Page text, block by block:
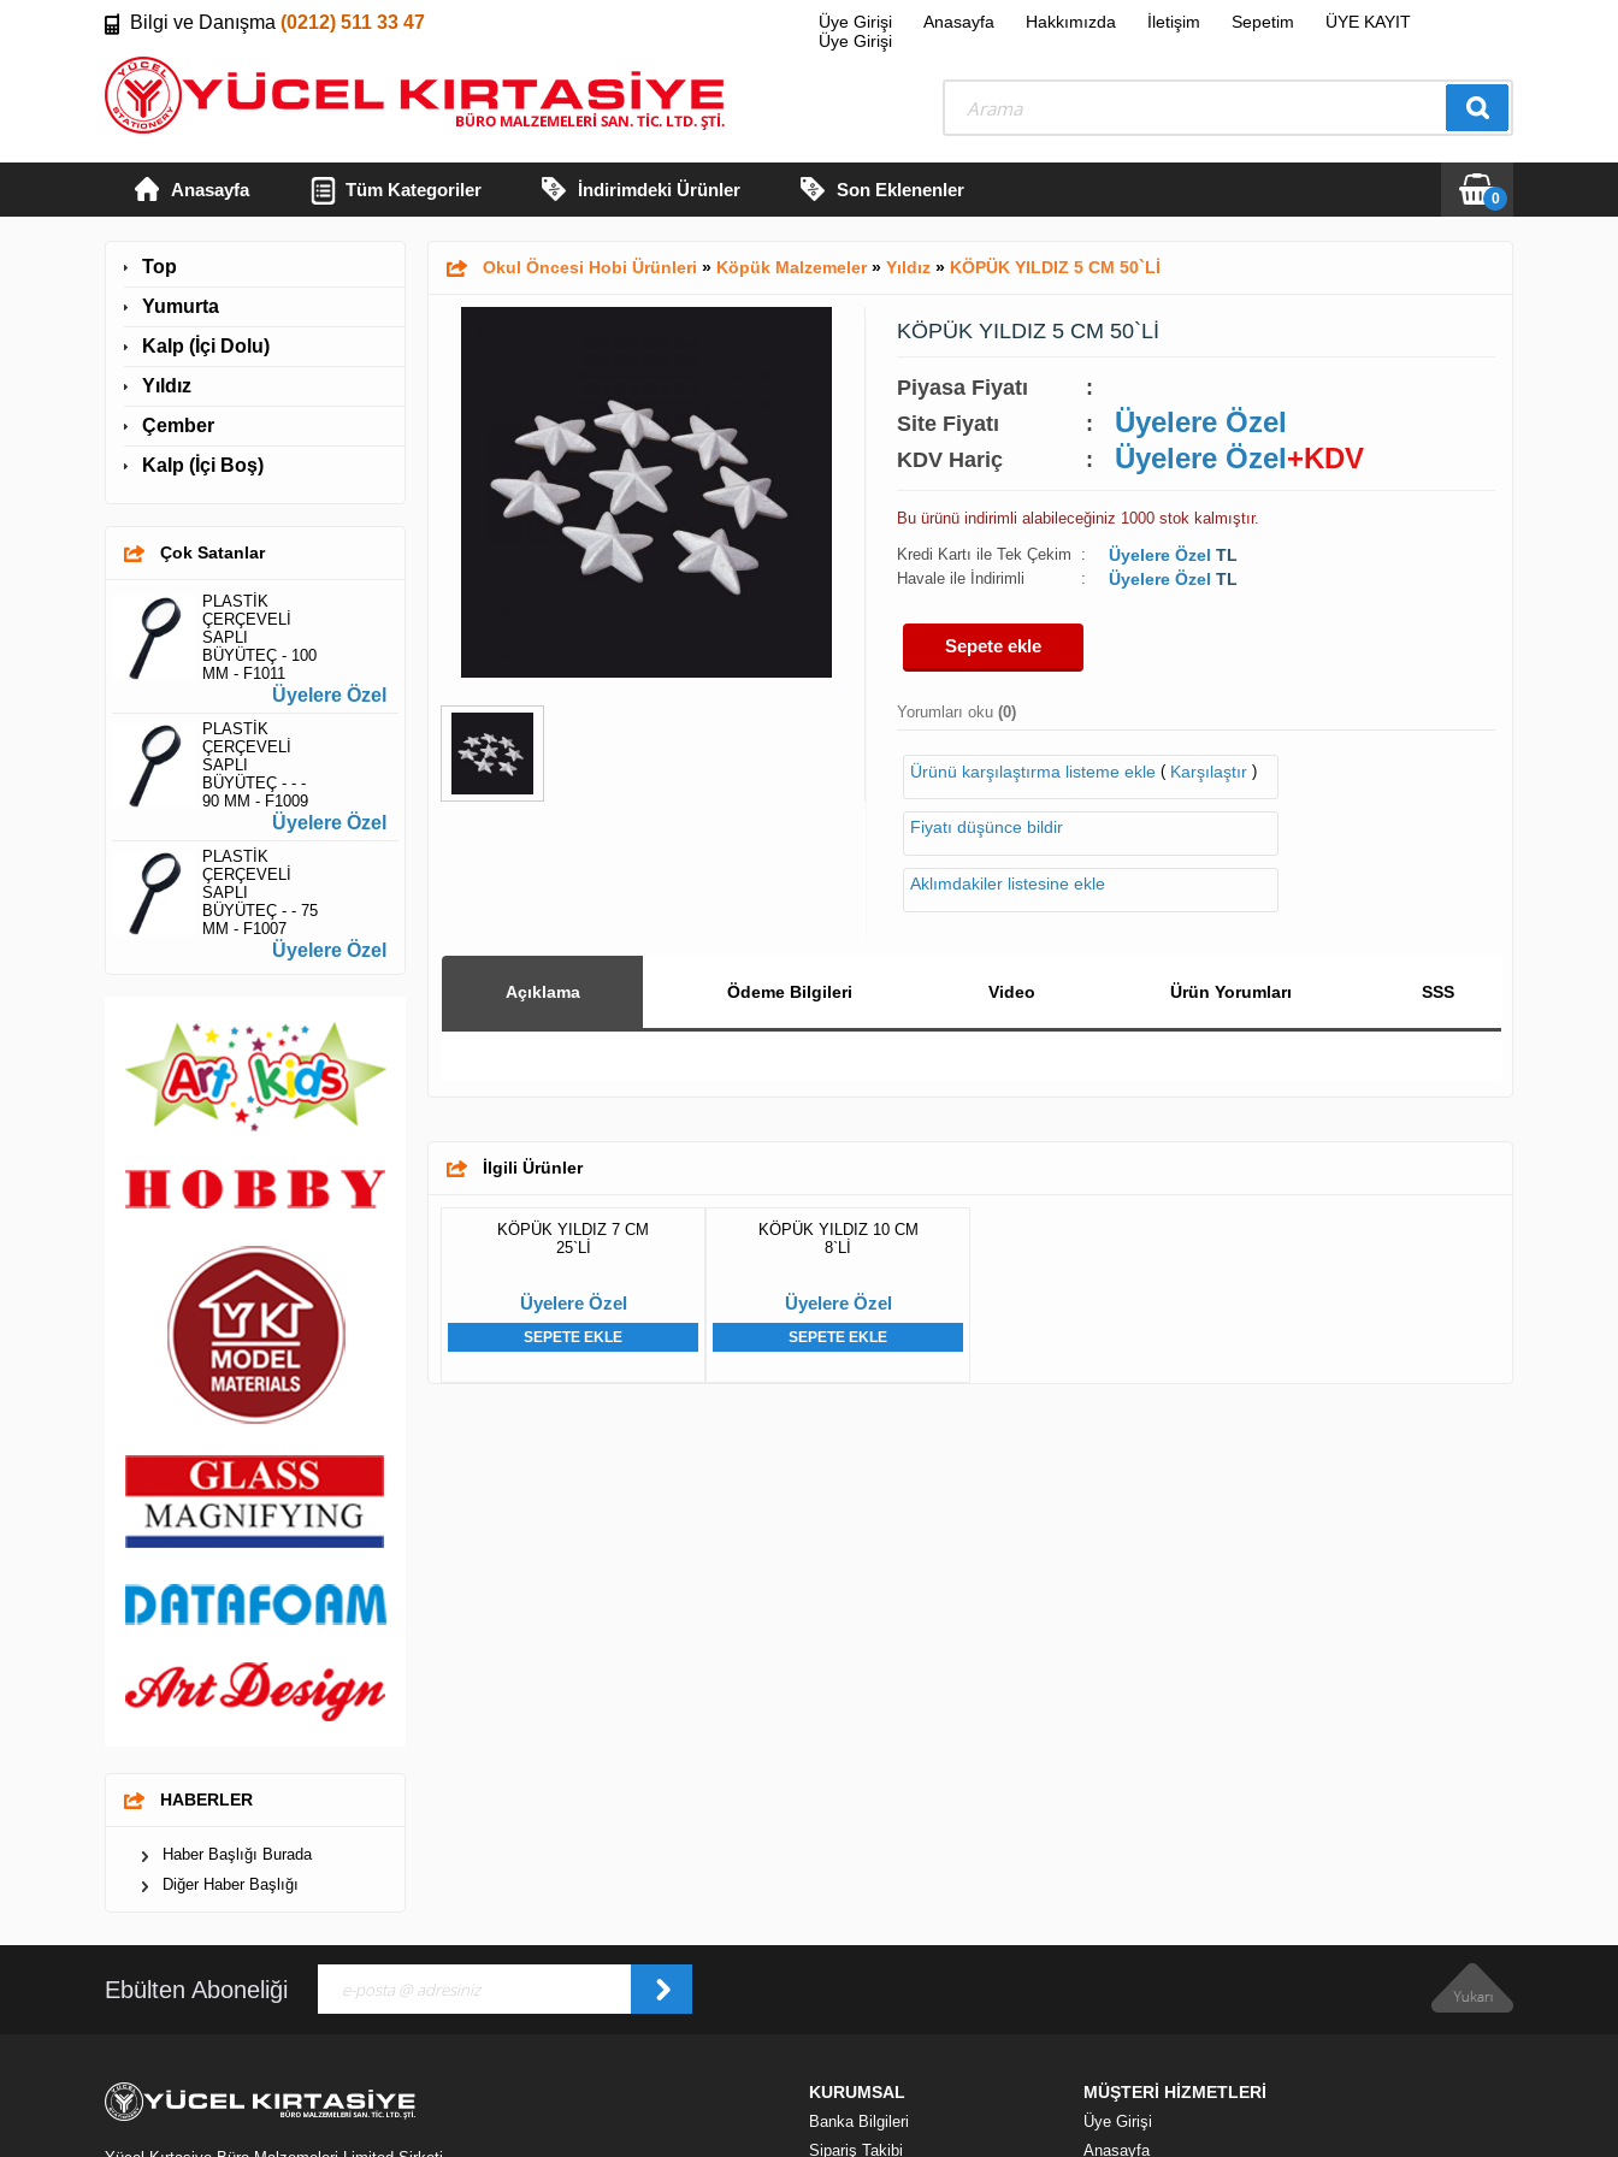
Bilgi ve Danışma (0212) 511 33 47 Üye Girişi Anasayfa Hakkımızda İletişim Sepetim
ÜYE KAYIT
Üye Girişi
Anasayfa Tüm Kategoriler İndirimdeki Ürünler Son Eklenenler 0
Top
Yumurta
Kalp (İçi Dolu)
Yıldız
Çember
Kalp (İçi Boş)
Çok Satanlar
PLASTİK
ÇERÇEVELİ
SAPLI
BÜYÜTEÇ - 100
MM - F1011
Üyelere Özel
PLASTİK
ÇERÇEVELİ
SAPLI
BÜYÜTEÇ - - -
90 MM - F1009
Üyelere Özel
PLASTİK
ÇERÇEVELİ
SAPLI
BÜYÜTEÇ - - 75
MM - F1007
Üyelere Özel
HABERLER
Haber Başlığı Burada
Diğer Haber Başlığı
Okul Öncesi Hobi Ürünleri » Köpük Malzemeler» Yıldız » KÖPÜK YILDIZ 5 CM 50`Lİ
KÖPÜK YILDIZ 5 CM 50`Lİ
Piyasa Fiyatı
:
Site Fiyatı
: Üyelere Özel
KDV Hariç : Üyelere Özel+KDV
Bu ürünü indirimli alabileceğiniz 1000 stok kalmıştır.
Kredi Kartı ile Tek Çekim
: Üyelere Özel TL
Havale ile İndirimli : Üyelere Özel TL
Sepete ekle
Yorumları oku (0)
Ürünü karşılaştırma listeme ekle ( Karşılaştır )
Fiyatı düşünce bildir
Aklımdakiler listesine ekle
Açıklama Ödeme Bilgileri Video Ürün Yorumları SSS
İlgili Ürünler
KÖPÜK YILDIZ 7 CM
25`Lİ
Üyelere Özel
SEPETE EKLE
KÖPÜK YILDIZ 10 CM
8`Lİ
Üyelere Özel
SEPETE EKLE
Ebülten Aboneliği
KURUMSAL
Banka Bilgileri
Sipariş Takibi
MÜŞTERİ HİZMETLERİ
Üye Girişi
Anasayfa